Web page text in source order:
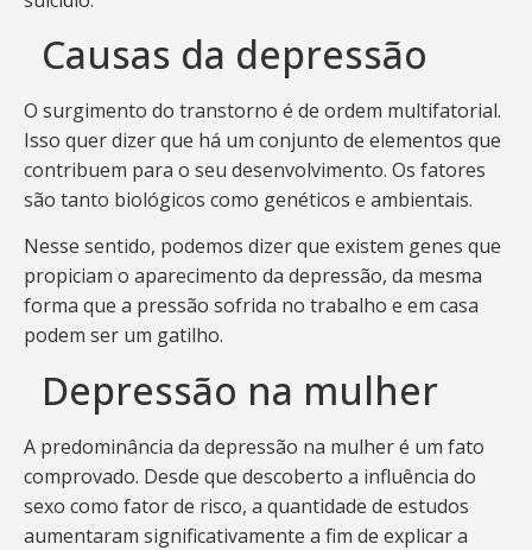
Causas da depressão
O surgimento do transtorno é de ordem multifatorial.
Isso quer dizer que há um conjunto de elementos que
contribuem para o seu desenvolvimento. Os fatores
são tanto biológicos como genéticos e ambientais.
Nesse sentido, podemos dizer que existem genes que
propiciam o aparecimento da depressão, da mesma
forma que a pressão sofrida no trabalho e em casa
podem ser um gatilho.
Depressão na mulher
A predominância da depressão na mulher é um fato
comprovado. Desde que descoberto a influência do
sexo como fator de risco, a quantidade de estudos
aumentaram significativamente a fim de explicar a